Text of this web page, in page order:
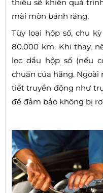
thiếu sẽ khiến quá
mài mòn bánh răng.
Tùy loại hộp số, chu
80.000 km. Khi thay,
lọc dầu hộp số (nếu
chuẩn của hãng. Ngoài
tiết truyền động như
để đảm bảo không bị